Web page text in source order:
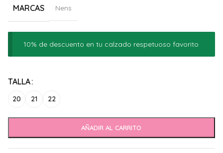
MARCAS Nens
10% de descuento en tu calzado respetuoso favorito
TALLA
20 21 22
AÑADIR AL CARRITO
Alternative: